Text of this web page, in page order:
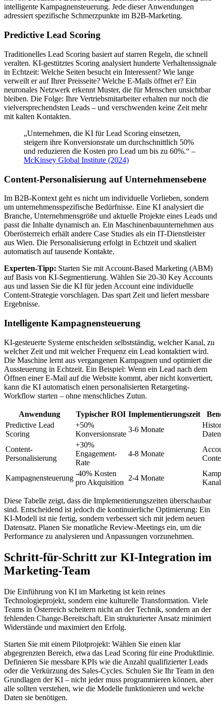
intelligente Kampagnensteuerung. Jede dieser Anwendungen
adressiert spezifische Schmerzpunkte im B2B-Marketing.
Predictive Lead Scoring
Traditionelles Lead Scoring basiert auf starren Regeln, die schnell
veralten. KI-gestütztes Scoring analysiert hunderte Verhaltenssignale
in Echtzeit: Welche Seiten besucht ein Interessent? Wie lange
verweilt er auf Ihrer Preisseite? Welche E-Mails öffnet er? Ein
neuronales Netzwerk erkennt Muster, die für Menschen unsichtbar
bleiben. Die Folge: Ihre Vertriebsmitarbeiter erhalten nur noch die
vielversprechendsten Leads – und verschwenden keine Zeit mehr
mit kalten Kontakten.
„Unternehmen, die KI für Lead Scoring einsetzen,
steigern ihre Konversionsrate um durchschnittlich 50%
und reduzieren die Kosten pro Lead um bis zu 60%.“ –
McKinsey Global Institute (2024)
Content-Personalisierung auf Unternehmensebene
Im B2B-Kontext geht es nicht um individuelle Vorlieben, sondern
um unternehmensspezifische Bedürfnisse. Eine KI analysiert die
Branche, Unternehmensgröße und aktuelle Projekte eines Leads und
passt die Inhalte dynamisch an. Ein Maschinenbauunternehmen aus
Oberösterreich erhält andere Case Studies als ein IT-Dienstleister
aus Wien. Die Personalisierung erfolgt in Echtzeit und skaliert
automatisch auf tausende Kontakte.
Experten-Tipp: Starten Sie mit Account-Based Marketing (ABM)
auf Basis von KI-Segmentierung. Wählen Sie 20-30 Key Accounts
aus und lassen Sie die KI für jeden Account eine individuelle
Content-Strategie vorschlagen. Das spart Zeit und liefert messbare
Ergebnisse.
Intelligente Kampagnensteuerung
KI-gesteuerte Systeme entscheiden selbstständig, welcher Kanal, zu
welcher Zeit und mit welcher Frequenz ein Lead kontaktiert wird.
Die Maschine lernt aus vergangenen Kampagnen und optimiert die
Aussteuerung in Echtzeit. Ein Beispiel: Wenn ein Lead nach dem
Öffnen einer E-Mail auf die Website kommt, aber nicht konvertiert,
kann die KI automatisch einen personalisierten Retargeting-
Workflow starten – ohne menschliches Zutun.
Anwendung Typischer ROI Implementierungszeit
Predictive Lead
Scoring
+50%
Konversionsrate
3-6 Monate
Content-
Personalisierung
+30%
Engagement-
Rate
4-8 Monate
Kampagnensteuerung
-40% Kosten
pro Akquisition
2-4 Monate
Diese Tabelle zeigt, dass die Implementierungszeiten überschaubar
sind. Entscheidend ist jedoch die kontinuierliche Optimierung: Ein
KI-Modell ist nie fertig, sondern verbessert sich mit jedem neuen
Datensatz. Planen Sie monatliche Review-Meetings ein, um die
Performance zu analysieren und Anpassungen vorzunehmen.
Schritt-für-Schritt zur KI-Integration im
Marketing-Team
Die Einführung von KI im Marketing ist kein reines
Technologieprojekt, sondern eine kulturelle Transformation. Viele
Teams in Österreich scheitern nicht an der Technik, sondern an der
fehlenden Change-Bereitschaft. Ein strukturierter Ansatz minimiert
Widerstände und maximiert den Erfolg.
Starten Sie mit einem Pilotprojekt: Wählen Sie einen klar
abgegrenzten Bereich, etwa das Lead Scoring für eine Produktlinie.
Definieren Sie messbare KPIs wie die Anzahl qualifizierter Leads
oder die Verkürzung des Sales-Cycles. Schulen Sie Ihr Team in den
Grundlagen der KI – nicht jeder muss programmieren können, aber
alle sollten verstehen, wie die Modelle funktionieren und welche
Daten sie benötigen.